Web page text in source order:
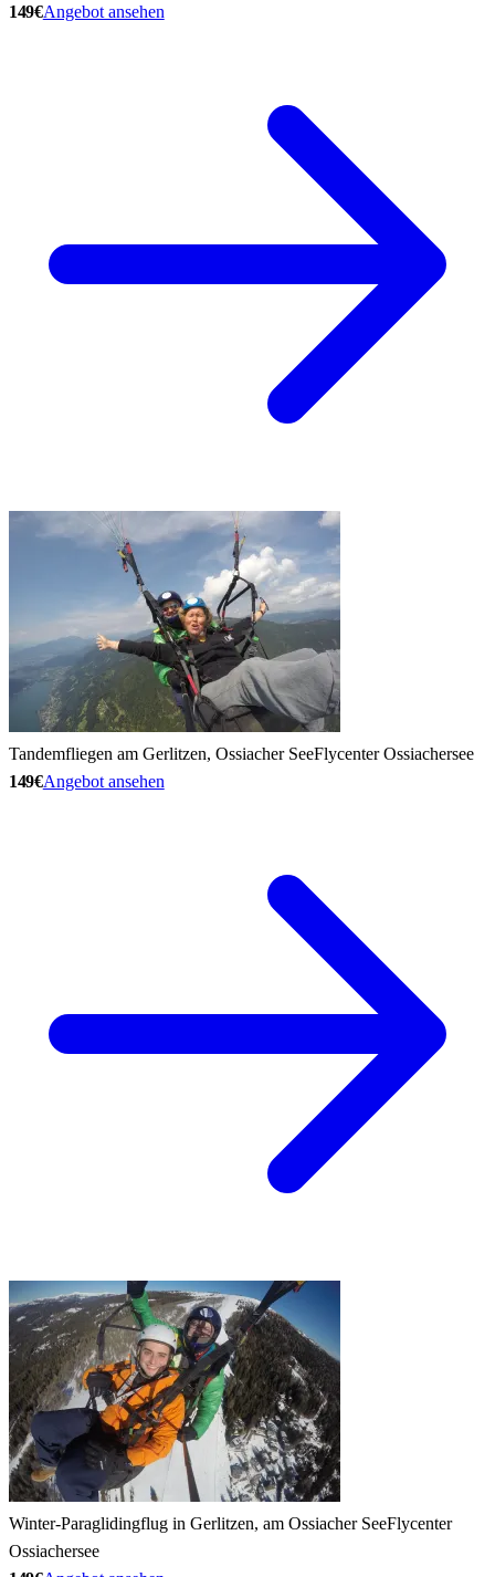
149€Angebot ansehen
Tandemfliegen am Gerlitzen, Ossiacher SeeFlycenter Ossiachersee
149€Angebot ansehen
Winter-Paraglidingflug in Gerlitzen, am Ossiacher SeeFlycenter
Ossiachersee